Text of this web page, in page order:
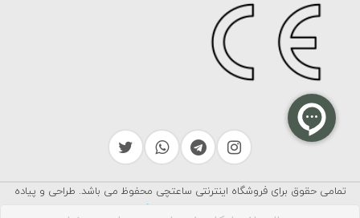
تمامی حقوق برای فروشگاه اینترنتی ساعتچی محفوظ می باشد. طراحی و پیاده
سرایکو